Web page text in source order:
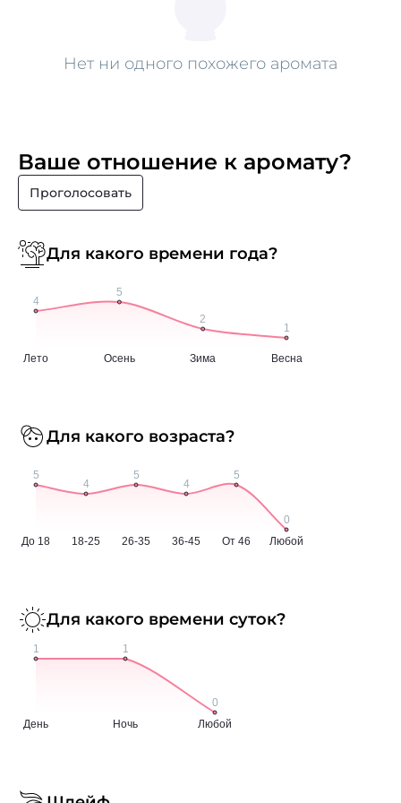
Нет ни одного похожего аромата
Ваше отношение к аромату?
Проголосовать
Для какого времени года?
Для какого возраста?
Для какого времени суток?